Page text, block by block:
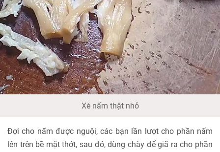
Xé nấm thật nhỏ
Đợi cho nấm được nguội, các bạn lần lượt cho phần nấm
lên trên bề mặt thớt, sau đó, dùng chày để giã ra cho phần